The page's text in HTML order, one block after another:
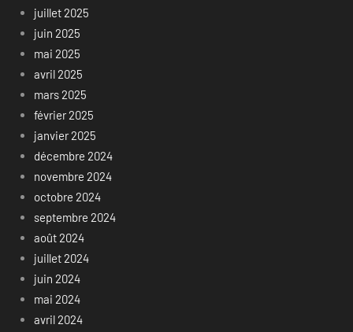
juillet 2025
juin 2025
mai 2025
avril 2025
mars 2025
février 2025
janvier 2025
décembre 2024
novembre 2024
octobre 2024
septembre 2024
août 2024
juillet 2024
juin 2024
mai 2024
avril 2024